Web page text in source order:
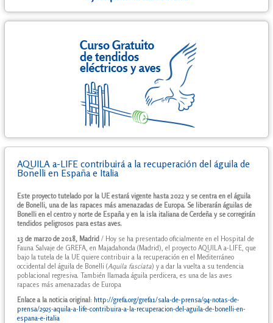
AQUILA a-LIFE contribuirá a la recuperación del águila de
Bonelli en España e Italia
Este proyecto tutelado por la UE estará vigente hasta 2022 y se centra en el águila
de Bonelli, una de las rapaces más amenazadas de Europa. Se liberarán águilas de
Bonelli en el centro y norte de España y en la isla italiana de Cerdeña y se corregirán
tendidos peligrosos para estas aves.
13 de marzo de 2018, Madrid / Hoy se ha presentado oficialmente en el Hospital de
Fauna Salvaje de GREFA, en Majadahonda (Madrid), el proyecto AQUILA a-LIFE, que
bajo la tutela de la UE quiere contribuir a la recuperación en el Mediterráneo
occidental del águila de Bonelli (Aquila fasciata) y a dar la vuelta a su tendencia
poblacional regresiva. También llamada águila perdicera, es una de las aves
rapaces más amenazadas de Europa
Enlace a la noticia original: http://grefa.org/grefa1/sala-de-prensa/94-notas-de-
prensa/2925-aquila-a-life-contribuira-a-la-recuperacion-del-aguila-de-bonelli-en-
espana-e-italia